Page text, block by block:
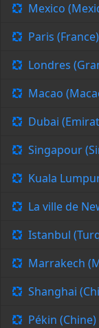
Mexico
Paris (France)
Londres
Macao
Dubai
Singapour
Kuala
La ville de
Istanbul
Marrakech
Shanghai
Pékin (Chine)